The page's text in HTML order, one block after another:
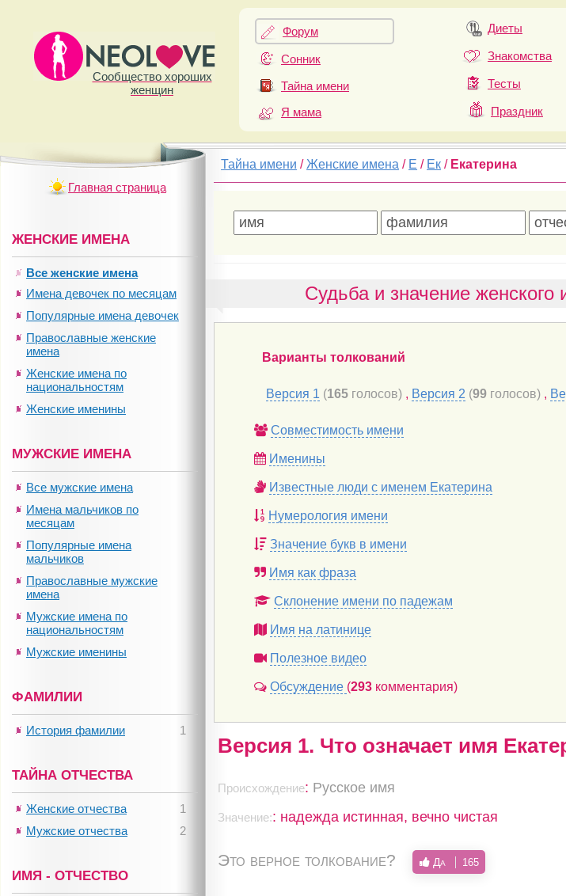
Сообщество хороших
женщин
Форум
Сонник
Тайна имени
Я мама
Диеты
Знакомства
Тесты
Праздник
Тайна имени / Женские имена / Е / Ек / Екатерина
Судьба и значение женского
Варианты толкований
Версия 1 (165 голосов) , Версия 2 (99 голосов) ,
Совместимость имени
Именины
Известные люди с именем Екатерина
Нумерология имени
Значение букв в имени
Имя как фраза
Склонение имени по падежам
Имя на латинице
Полезное видео
Обсуждение (293 комментария)
Версия 1. Что означает имя
Происхождение: Русское имя
Значение:: надежда истинная, вечно чистая
Это верное толкование? Да 165
Главная страница
ЖЕНСКИЕ ИМЕНА
Все женские имена
Имена девочек по месяцам
Популярные имена девочек
Православные женские
имена
Женские имена по
национальностям
Женские именины
МУЖСКИЕ ИМЕНА
Все мужские имена
Имена мальчиков по
месяцам
Популярные имена
мальчиков
Православные мужские
имена
Мужские имена по
национальностям
Мужские именины
ФАМИЛИИ
1
История фамилии
ТАЙНА ОТЧЕСТВА
1
Женские отчества
2
Мужские отчества
ИМЯ - ОТЧЕСТВО